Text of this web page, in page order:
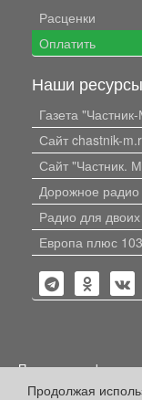
Продолжая
Расценки
Оплатить
Наши
Газета
Сайт chastnik-
Сайт "Частник.
Дорожное
Радио для
Европа плюс
Политика
Публикации с